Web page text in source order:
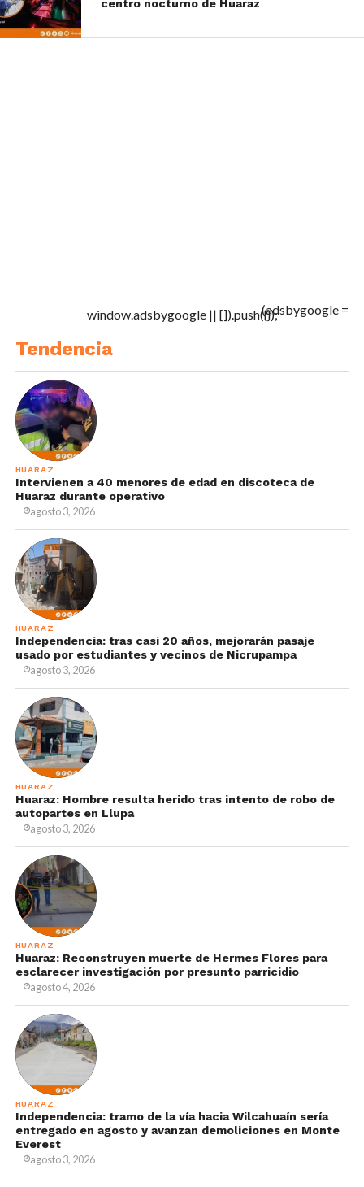
centro nocturno de Huaraz
(adsbygoogle =
window.adsbygoogle || []).push({});
Tendencia
HUARAZ
Intervienen a 40 menores de edad en discoteca de
Huaraz durante operativo
agosto 3, 2026
HUARAZ
Independencia: tras casi 20 años, mejorarán pasaje
usado por estudiantes y vecinos de Nicrupampa
agosto 3, 2026
HUARAZ
Huaraz: Hombre resulta herido tras intento de robo de
autopartes en Llupa
agosto 3, 2026
HUARAZ
Huaraz: Reconstruyen muerte de Hermes Flores para
esclarecer investigación por presunto parricidio
agosto 4, 2026
HUARAZ
Independencia: tramo de la vía hacia Wilcahuaín sería
entregado en agosto y avanzan demoliciones en Monte
Everest
agosto 3, 2026